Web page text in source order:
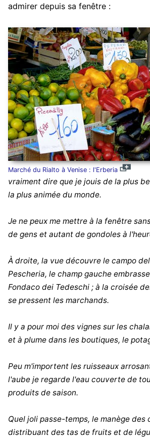
admirer depuis sa fenêtre :
Marché du Rialto à Venise : l'Erberia
vraiment dire que je jouis de la plus
la plus animée du monde.
Je ne peux me mettre à la fenêtre
de gens et autant de gondoles à
À droite, la vue découvre le campo
Pescheria, le champ gauche
Fondaco dei Tedeschi ; à la croisée
se pressent les marchands.
Il y a pour moi des vignes sur les
et à plume dans les boutiques, le
Peu m'importent les ruisseaux
l'aube je regarde l'eau couverte de
produits de saison.
Quel joli passe-temps, le manège des
distribuant des tas de fruits et de